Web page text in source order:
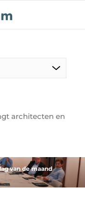
architecten en
van de maand